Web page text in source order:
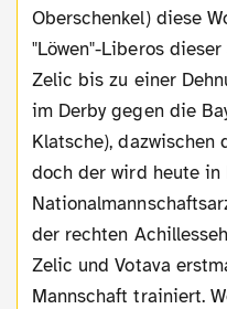
Oberschenkel) diese
"Löwen"-Liberos
Zelic bis zu einer
im Derby gegen die
Klatsche),
doch der wird heute in
der rechten
Zelic und Votava
Mannschaft trainiert.